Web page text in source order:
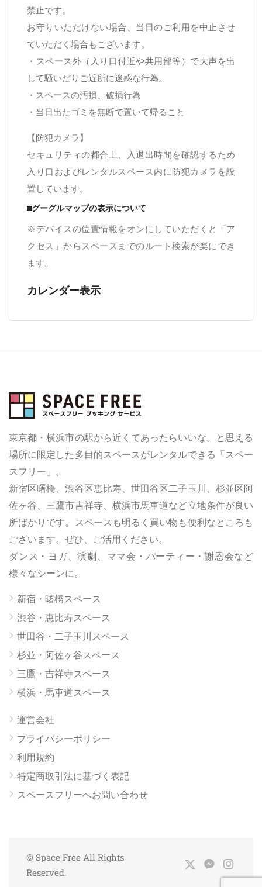
禁止です。
お守りいただけない場合、当日のご利用を中止させ
ていただく場合もございます。
・スペース外（入り口付近や共用部等）で大声を出
して騒いだりご近所に迷惑な行為。
・スペースの汚損、破損行為
・当日出たゴミを無断で置いて帰ること
【防犯カメラ】
セキュリティの都合上、入退出時間を確認するため
入り口およびレンタルスペース内に防犯カメラを設
置しています。
⬛︎グーグルマップの表示について
※デバイスの位置情報をオンにしていただくと「ア
クセス」からスペースまでのルート検索が楽にでき
ます。
カレンダー表示
東京都・横浜市の駅から近くてあったらいいな。と思える
場所に限定した多目的スペースがレンタルできる「スペー
スフリー」。
新宿区曙橋、渋谷区恵比寿、世田谷区二子玉川、杉並区阿
佐ヶ谷、三鷹市吉祥寺、横浜市馬車道など立地条件が良い
所ばかりです。スペースも明るく買い物も便利なところも
ございます。ぜひ、ご活用ください。
ダンス・ヨガ、演劇、ママ会・パーティー・謝恩会など
様々なシーンに。
新宿・曙橋スペース
渋谷・恵比寿スペース
世田谷・二子玉川スペース
杉並・阿佐ヶ谷スペース
三鷹・吉祥寺スペース
横浜・馬車道スペース
運営会社
プライバシーポリシー
利用規約
特定商取引法に基づく表記
スペースフリーへお問い合わせ
© Space Free All Rights
Reserved.